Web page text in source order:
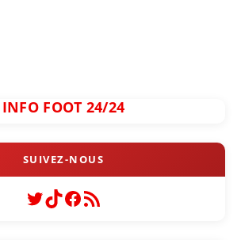
INFO FOOT 24/24
Twitter
TikTok
Facebook
Flux RSS